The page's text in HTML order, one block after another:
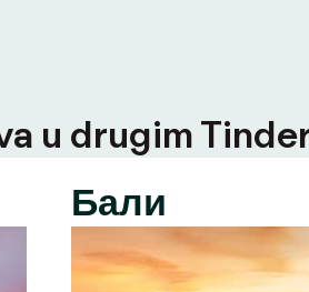
u drugim
Бали